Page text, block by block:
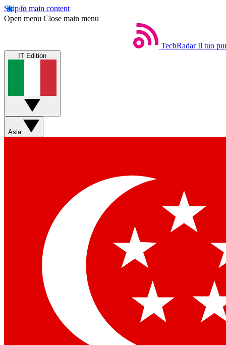
Skip to main content
Open menu Close main menu
TechRadar Il tuo
IT Edition
Asia